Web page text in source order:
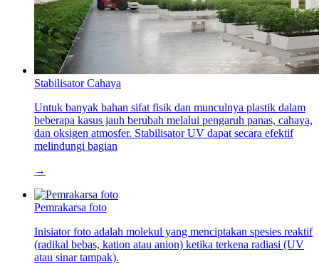
Stabilisator Cahaya
Untuk banyak bahan sifat fisik dan munculnya plastik dalam
beberapa kasus jauh berubah melalui pengaruh panas, cahaya,
dan oksigen atmosfer. Stabilisator UV dapat secara efektif
melindungi bagian
→
Pemrakarsa foto
Inisiator foto adalah molekul yang menciptakan spesies reaktif
(radikal bebas, kation atau anion) ketika terkena radiasi (UV
atau sinar tampak).